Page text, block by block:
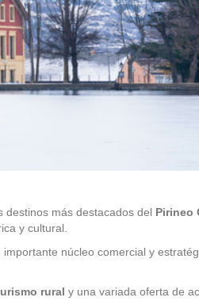
destinos más destacados del Pirineo
y cultural.
núcleo comercial y
rural y una variada oferta de